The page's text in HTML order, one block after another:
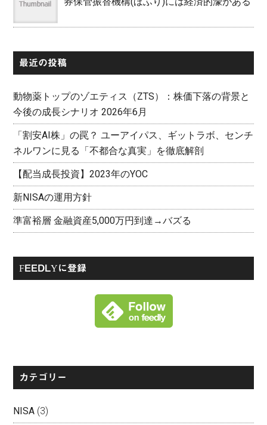
最近の投稿
動物薬トップのゾエティス（ZTS）：株価下落の背景と
今後の成長シナリオ 2026年6月
「割安AI株」の罠？ ユーアイパス、ギットラボ、センチ
ネルワンに見る「不都合な真実」を徹底解剖
【配当成長投資】2023年のYOC
新NISAの運用方針
準富裕層 金融資産5,000万円到達→バズる
FEEDLYに登録
カテゴリー
NISA (3)